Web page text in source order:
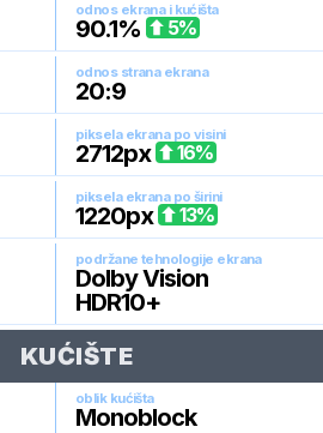
odnos ekrana i kućišta
90.1% 5%
odnos strana ekrana
20:9
piksela ekrana po visini
2712px 16%
piksela ekrana po širini
1220px 13%
podržane tehnologije ekrana
Dolby Vision
HDR10+
KUĆIŠTE
oblik kućišta
Monoblock